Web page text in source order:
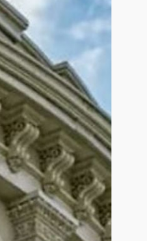
قانو
شا
مل
لفر
ض
عقو
بات
على
رو
سيا
أغ
س
ط
س